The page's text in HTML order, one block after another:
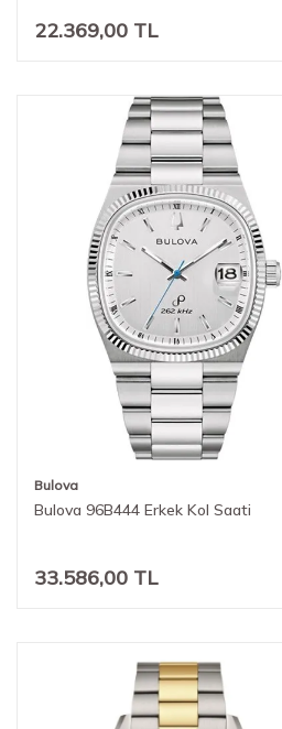
22.369,00 TL
Bulova
Bulova 96B444 Erkek Kol Saati
33.586,00 TL